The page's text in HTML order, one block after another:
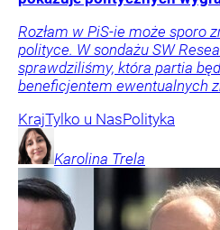
Rozłam w PiS-ie może sporo
polityce. W sondażu SW
sprawdziliśmy, która partia
beneficjentem ewentualnych
KrajTylko u NasPolityka
Karolina Trela